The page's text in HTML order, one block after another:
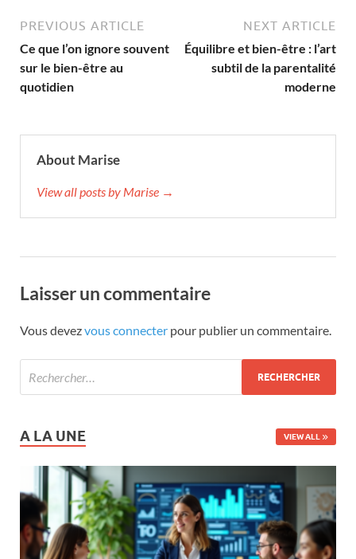
PREVIOUS ARTICLE
Ce que l’on ignore souvent
sur le bien-être au
quotidien
NEXT ARTICLE
Équilibre et bien-être : l’art
subtil de la parentalité
moderne
About Marise
View all posts by Marise →
Laisser un commentaire
Vous devezvous connecter pour publier un commentaire.
A LA UNE VIEW ALL